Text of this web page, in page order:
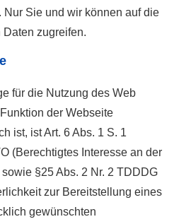
Nur Sie und wir können auf die
Daten zugreifen.
für die Nutzung des Web
der Webseite
ist, ist Art. 6 Abs. 1 S. 1
(Berechtigtes Interesse an der
§25 Abs. 2 Nr. 2 TDDDG
zur Bereitstellung eines
gewünschten